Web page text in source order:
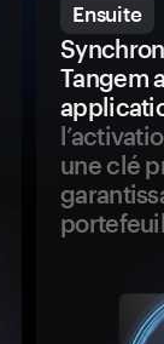
Ensuite
Tangem
une clé